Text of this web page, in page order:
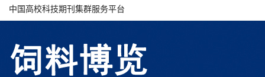
中国高校科技期刊集群服务平台